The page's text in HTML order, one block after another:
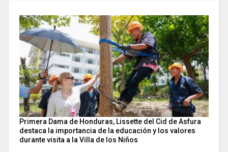
Primera Dama de Honduras, Lissette del Cid de Asfura
destaca la importancia de la educación y los valores
durante visita a la Villa de los Niños